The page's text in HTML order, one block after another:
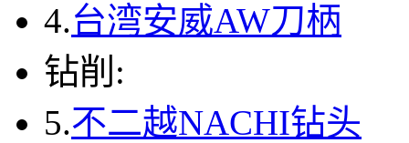
4.台湾安威AW刀柄
钻削:
5.不二越NACHI钻头